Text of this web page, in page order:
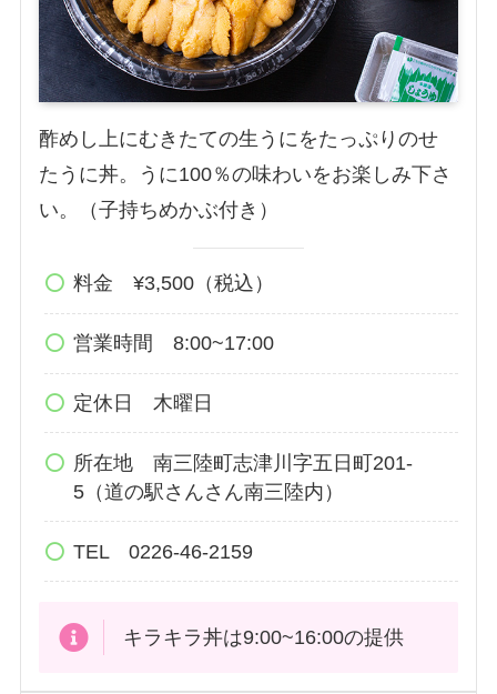
酢めし上にむきたての生うにをたっぷりのせ
たうに丼。うに100％の味わいをお楽しみ下さ
い。（子持ちめかぶ付き）
料金 ¥3,500（税込）
営業時間 8:00~17:00
定休日 木曜日
所在地 南三陸町志津川字五日町201-
5（道の駅さんさん南三陸内）
TEL 0226-46-2159
キラキラ丼は9:00~16:00の提供